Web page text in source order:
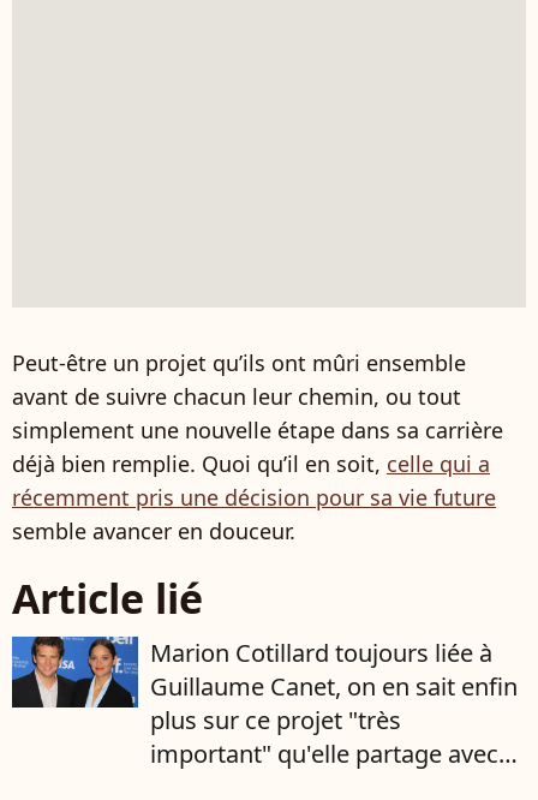
Peut-être un projet qu’ils ont mûri ensemble
avant de suivre chacun leur chemin, ou tout
simplement une nouvelle étape dans sa carrière
déjà bien remplie. Quoi qu’il en soit, celle qui a
récemment pris une décision pour sa vie future
semble avancer en douceur.
Article lié
Marion Cotillard toujours liée à
Guillaume Canet, on en sait enfin
plus sur ce projet "très
important" qu'elle partage avec